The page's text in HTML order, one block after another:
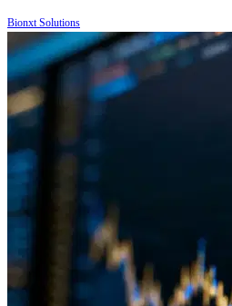
Bionxt Solutions